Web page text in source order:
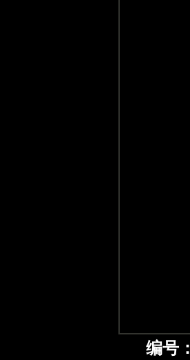
编号：